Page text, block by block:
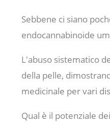
Sebbene ci siano
endocannabinoide
L'abuso sistematico
della pelle,
medicinale per vari
Qual è il potenziale